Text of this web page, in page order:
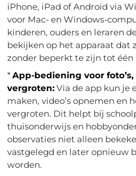
iPhone, iPad of Android via
voor Mac- en Windows-
kinderen, ouders en leraren
bekijken op het apparaat dat
zonder beperkt te zijn tot één
*App-bediening voor
vergroten: Via de app kun je
maken, video’s opnemen en
vergroten. Dit helpt bij
thuisonderwijs en
observaties niet alleen
vastgelegd en later opnieuw
worden.